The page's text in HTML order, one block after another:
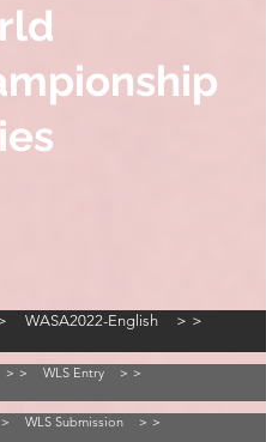
WASA2022-English ＞＞
＞＞ WLS Entry ＞＞
＞ WLS Submission ＞＞